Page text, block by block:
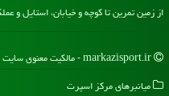
از زمین تمرین تا کوچه و خیابان، استایل و
میانبرهای مركز اسپرت